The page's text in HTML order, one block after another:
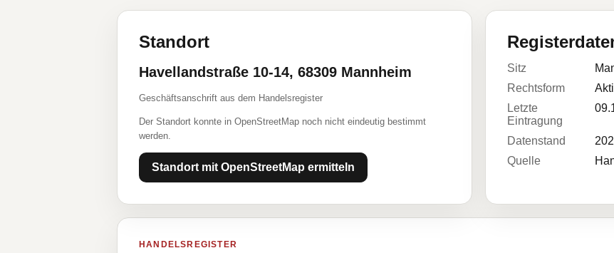
Standort
Havellandstraße 10-14, 68309 Mannheim
Geschäftsanschrift aus dem Handelsregister
Der Standort konnte in OpenStreetMap noch nicht eindeutig bestimmt
werden.
Standort mit OpenStreetMap ermitteln
Sitz
Rechtsform
Letzte
Eintragung
Datenstand
Quelle
HANDELSREGISTER